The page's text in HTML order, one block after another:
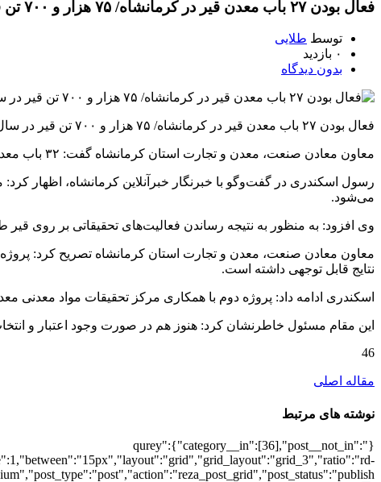
فعال بودن ۲۷ باب معدن قیر در کرمانشاه/ ۷۵ هزار و ۷۰۰ تن قیر در سال از معادن استخراج می‌شود
توسط طلایی
۰ بازدید
بدون دیدگاه
فعال بودن ۲۷ باب معدن قیر در کرمانشاه/ ۷۵ هزار و ۷۰۰ تن قیر در سال از معادن استخراج می‌شود
معاون معادن صنعت، معدن و تجارت استان کرمانشاه گفت: ۳۲ باب معدن قیر در استان کرمانشاه وجود دارد که ۲۷ معدن در حال فعالیت هستند، در سال ۷۵ هزار و ۷۰۰ تن قیر استخراج می‌شود.
می‌شود.
وی افزود: به منظور به نتیجه رساندن فعالیت‌های تحقیقاتی بر روی قیر طبیعی ۲ پروژه در سال‌های گذشته به منظور دستیابی به محصولات دارای ارزش افزوده بالاتر بر روی این ماده معدنی
معاون معادن صنعت، معدن و تجارت استان کرمانشاه تصریح کرد:
نتایج قابل توجهی داشته است.
اسکندری ادامه داد: پروژه دوم با همکاری مرکز تحقیقات مواد معدنی
این مقام مسئول خاطرنشان کرد: هنوز هم در صورت وجود اعتبار و
46
مقاله اصلی
نوشته های مرتبط
{"qurey":{"category__in":[36],"post__not_in":